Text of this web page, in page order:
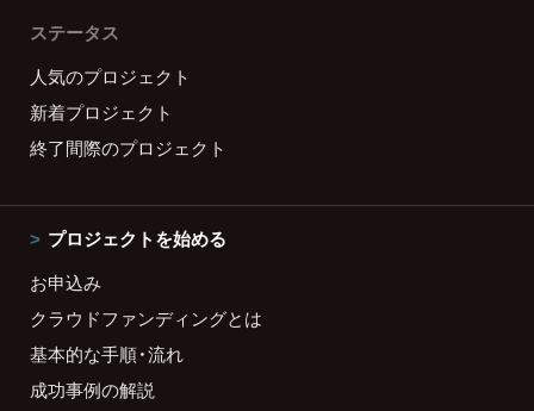
ステータス
人気のプロジェクト
新着プロジェクト
終了間際のプロジェクト
プロジェクトを始める
お申込み
クラウドファンディングとは
基本的な手順・流れ
成功事例の解説